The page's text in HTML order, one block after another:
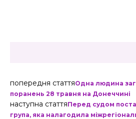
попередня статтяОдна людина
поранень 28 травня на Донеччині
наступна статтяПеред судом
група, яка налагодила